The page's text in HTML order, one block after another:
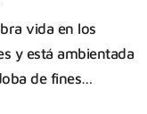
vida en los
y está ambientada
de fines…